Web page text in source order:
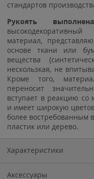
стандартов
Рукоять
материал,
основе ткани или
вещества
нескользкая, не
Кроме того,
переносит
вступает в реакцию
и имеет широкую
более востребованным
пластик или дерево.
Характеристики
Аксессуары